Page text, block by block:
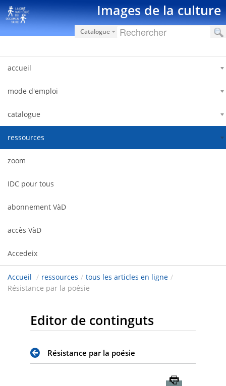
Salta al contigut Images de la culture
Catalogue
accueil
mode d'emploi
catalogue
ressources
zoom
IDC pour tous
abonnement VàD
accès VàD
Accedeix
Accueil / ressources / tous les articles en ligne /
Résistance par la poésie
Editor de continguts
Résistance par la poésie